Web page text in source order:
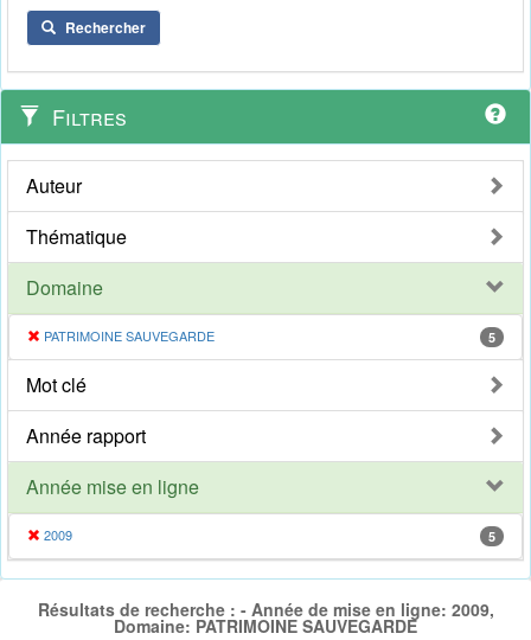
Rechercher
Filtres
Auteur
Thématique
Domaine
PATRIMOINE SAUVEGARDE 5
Mot clé
Année rapport
Année mise en ligne
2009 5
Résultats de recherche : - Année de mise en ligne: 2009,
Domaine: PATRIMOINE SAUVEGARDE